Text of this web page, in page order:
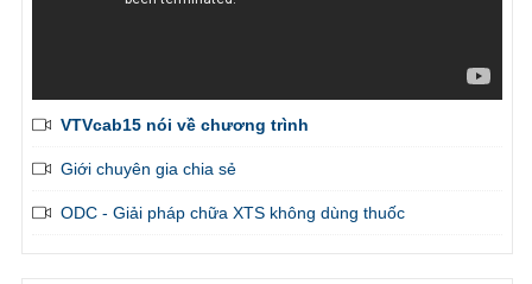
VTVcab15 nói về chương trình
Giới chuyên gia chia sẻ
ODC - Giải pháp chữa XTS không dùng thuốc
Em đã liên tục được bạn gái khen là thành công vượt
bậc trên giường, admin gởi tiếp giúp em những bài tập
cảm ơn chương trình
Mr. Khang, Lâm Đồng